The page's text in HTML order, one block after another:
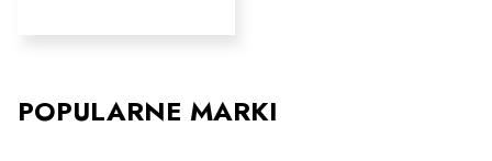
ma
Opcje
można
POPULARNE MARKI